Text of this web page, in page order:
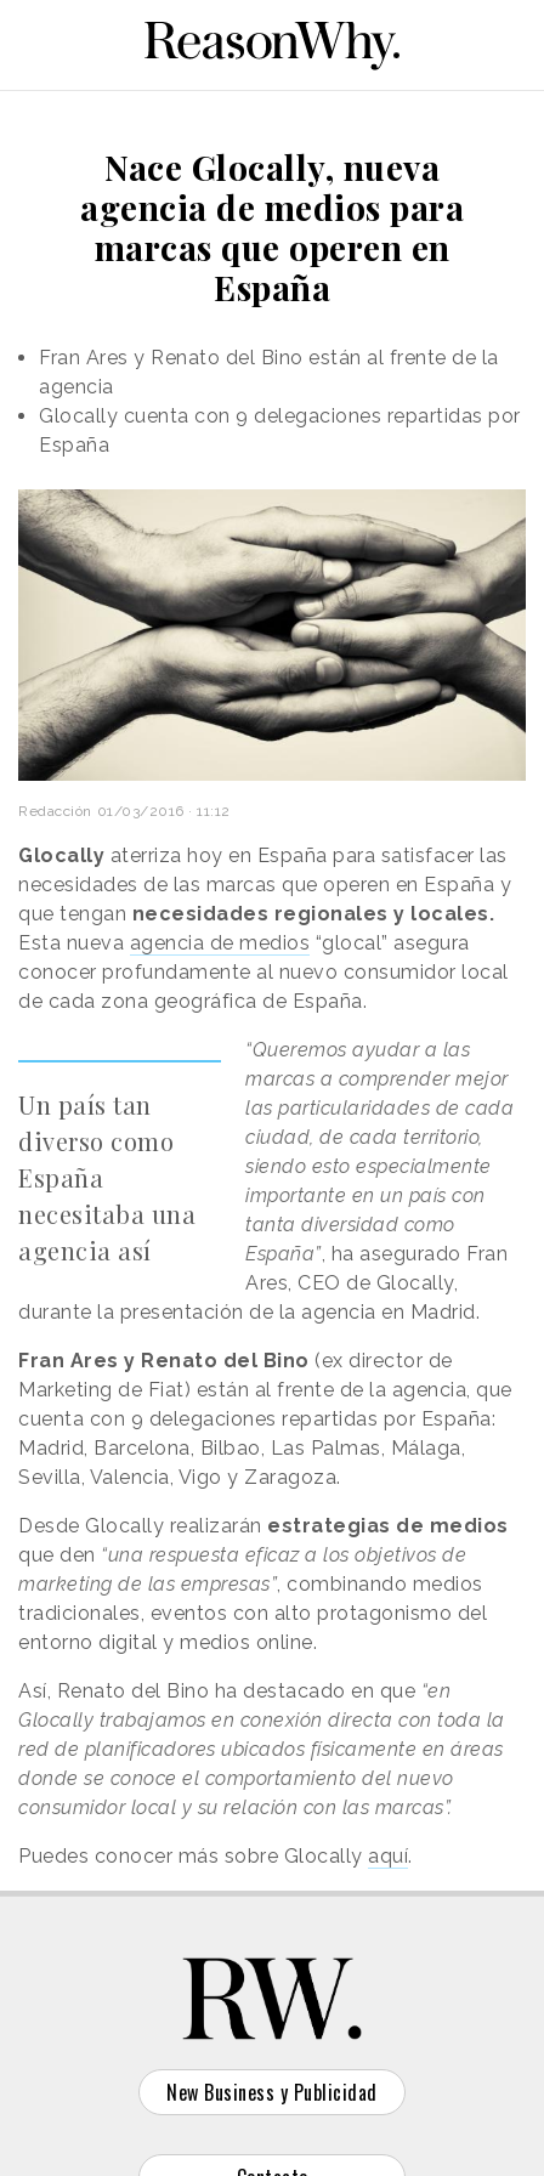
Nace Glocally, nueva
agencia de medios para
marcas que operen en
España
Fran Ares y Renato del Bino están al frente de la
agencia
Glocally cuenta con 9 delegaciones repartidas por
España
Redacción 01/03/2016 · 11:12
Glocally aterriza hoy en España para satisfacer las
necesidades de las marcas que operen en España y
que tengan necesidades regionales y locales.
Esta nueva agencia de medios “glocal” asegura
conocer profundamente al nuevo consumidor local
de cada zona geográfica de España.
Un país tan
diverso como
España
necesitaba una
agencia así
“Queremos ayudar a las
marcas a comprender mejor
las particularidades de cada
ciudad, de cada territorio,
siendo esto especialmente
importante en un país con
tanta diversidad como
España”, ha asegurado Fran
Ares, CEO de Glocally,
durante la presentación de la agencia en Madrid.
Fran Ares y Renato del Bino (ex director de
Marketing de Fiat) están al frente de la agencia, que
cuenta con 9 delegaciones repartidas por España:
Madrid, Barcelona, Bilbao, Las Palmas, Málaga,
Sevilla, Valencia, Vigo y Zaragoza.
Desde Glocally realizarán estrategias de medios
que den “una respuesta eficaz a los objetivos de
marketing de las empresas”, combinando medios
tradicionales, eventos con alto protagonismo del
entorno digital y medios online.
Así, Renato del Bino ha destacado en que “en
Glocally trabajamos en conexión directa con toda la
red de planificadores ubicados físicamente en áreas
donde se conoce el comportamiento del nuevo
consumidor local y su relación con las marcas”.
Puedes conocer más sobre Glocally aquí.
New Business y Publicidad